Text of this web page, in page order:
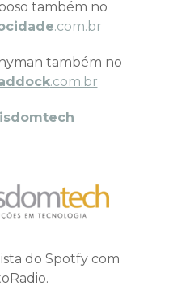
também no
.com.br
também no
.com.br
do Spotfy com